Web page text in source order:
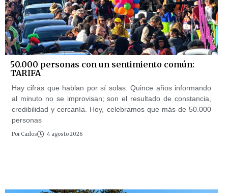
50.000 personas con un sentimiento común:
TARIFA
Hay cifras que hablan por sí solas. Quince años informando
al minuto no se improvisan; son el resultado de constancia,
credibilidad y cercanía. Hoy, celebramos que más de 50.000
personas
Por Carlos 4 agosto 2026